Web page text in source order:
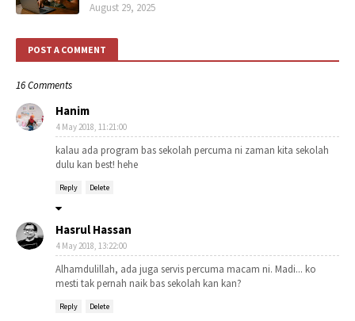
August 29, 2025
POST A COMMENT
16 Comments
Hanim
4 May 2018, 11:21:00
kalau ada program bas sekolah percuma ni zaman kita sekolah
dulu kan best! hehe
Reply Delete
Hasrul Hassan
4 May 2018, 13:22:00
Alhamdulillah, ada juga servis percuma macam ni. Madi... ko
mesti tak pernah naik bas sekolah kan kan?
Reply Delete